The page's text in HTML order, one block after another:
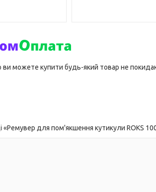
ви можете купити будь-який товар не
для пом'якшення кутикули ROKS